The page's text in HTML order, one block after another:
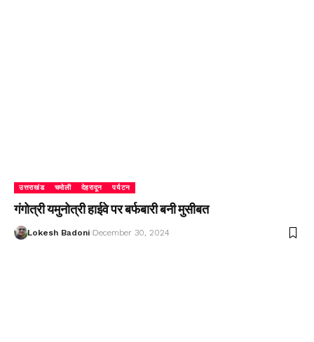
उत्तराखंड चमोली देहरादून पर्यटन
गंगोत्री यमुनोत्री हाईवे पर बर्फबारी बनी मुसीबत
Lokesh Badoni December 30, 2024